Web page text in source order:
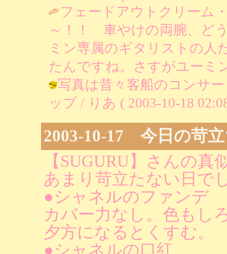
フェードアウトクリーム
～！！ 車やけの両腕、ど
ミン専属のギタリストの人
たんですね。さすがユーミ
写真は昔々客船のコンサ
ップ / りあ ( 2003-10-18
2003-10-17 今日の苛
【SUGURU】さんの真
あまり苛立たない日で
●シャネルのファンデ
カバー力なし。色もし
夕方になるとくすむ。
●シャネルの口紅